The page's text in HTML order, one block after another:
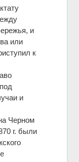
и
или
к
и
Черном
г. были